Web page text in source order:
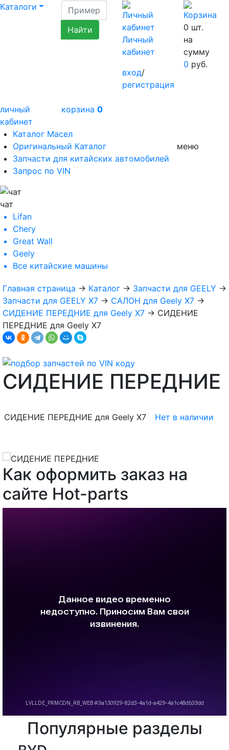
Каталоги
Личный
кабинет
вход/
регистрация
0 шт.
на
сумму
0 руб.
личный
кабинет
корзина 0
Каталог Масел
Оригинальный Каталог
Запчасти для китайских автомобилей
Запрос по VIN
меню
чат
Lifan
Chery
Great Wall
Geely
Все китайские машины
Главная страница → Каталог → Запчасти для GEELY →
Запчасти для GEELY X7 → САЛОН для Geely X7 →
СИДЕНИЕ ПЕРЕДНИЕ для Geely X7 → СИДЕНИЕ
ПЕРЕДНИЕ для Geely X7
СИДЕНИЕ ПЕРЕДНИЕ
СИДЕНИЕ ПЕРЕДНИЕ для Geely X7 Нет в наличии
Как оформить заказ на
сайте Hot-parts
Популярные разделы